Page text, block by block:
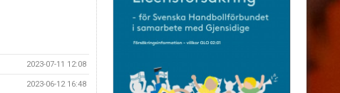
2023-07-11 12:08
2023-06-12 16:48